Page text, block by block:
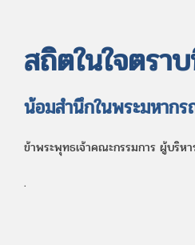
สถิตในใจตรา
น้อมสำนึกในพระมหาก
ข้าพระพุทธเจ้าคณะกรรมการ ผู้บริห
.